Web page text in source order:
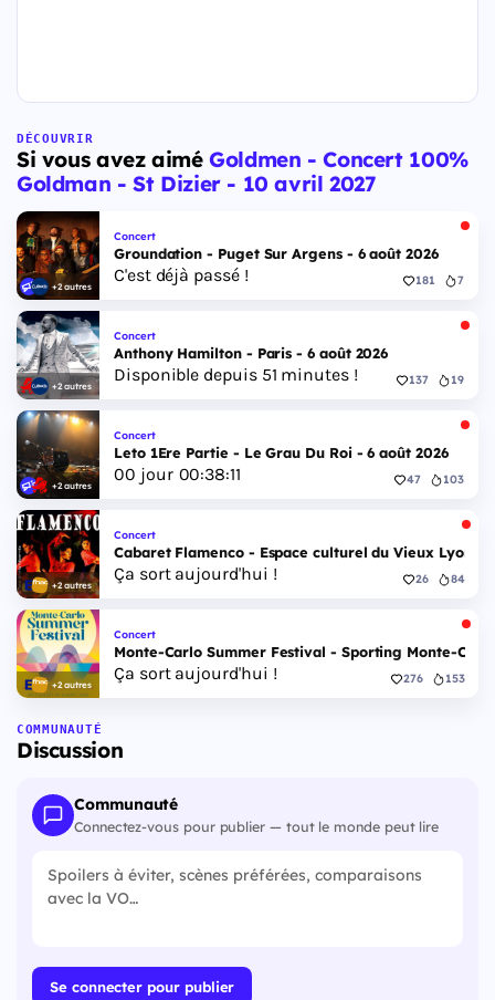
DÉCOUVRIR
Si vous avez aiméGoldmen - Concert 100%
Goldman - St Dizier - 10 avril 2027
+2 autres
Concert
Groundation - Puget Sur Argens - 6 août 2026
C'est déjà passé ! 181 7
+2 autres
Concert
Anthony Hamilton - Paris - 6 août 2026
Disponible depuis 51 minutes ! 137 19
+2 autres
Concert
Leto 1Ere Partie - Le Grau Du Roi - 6 août 2026
00 jour 00:38:10 47 103
+2 autres
Concert
Cabaret Flamenco - Espace culturel du Vieux Lyon -
Ça sort aujourd'hui ! 26 84
+2 autres
Concert
Monte-Carlo Summer Festival - Sporting Monte-
Ça sort aujourd'hui ! 276 153
COMMUNAUTÉ
Discussion
Communauté
Connectez-vous pour publier — tout le monde peut lire
Se connecter pour publier